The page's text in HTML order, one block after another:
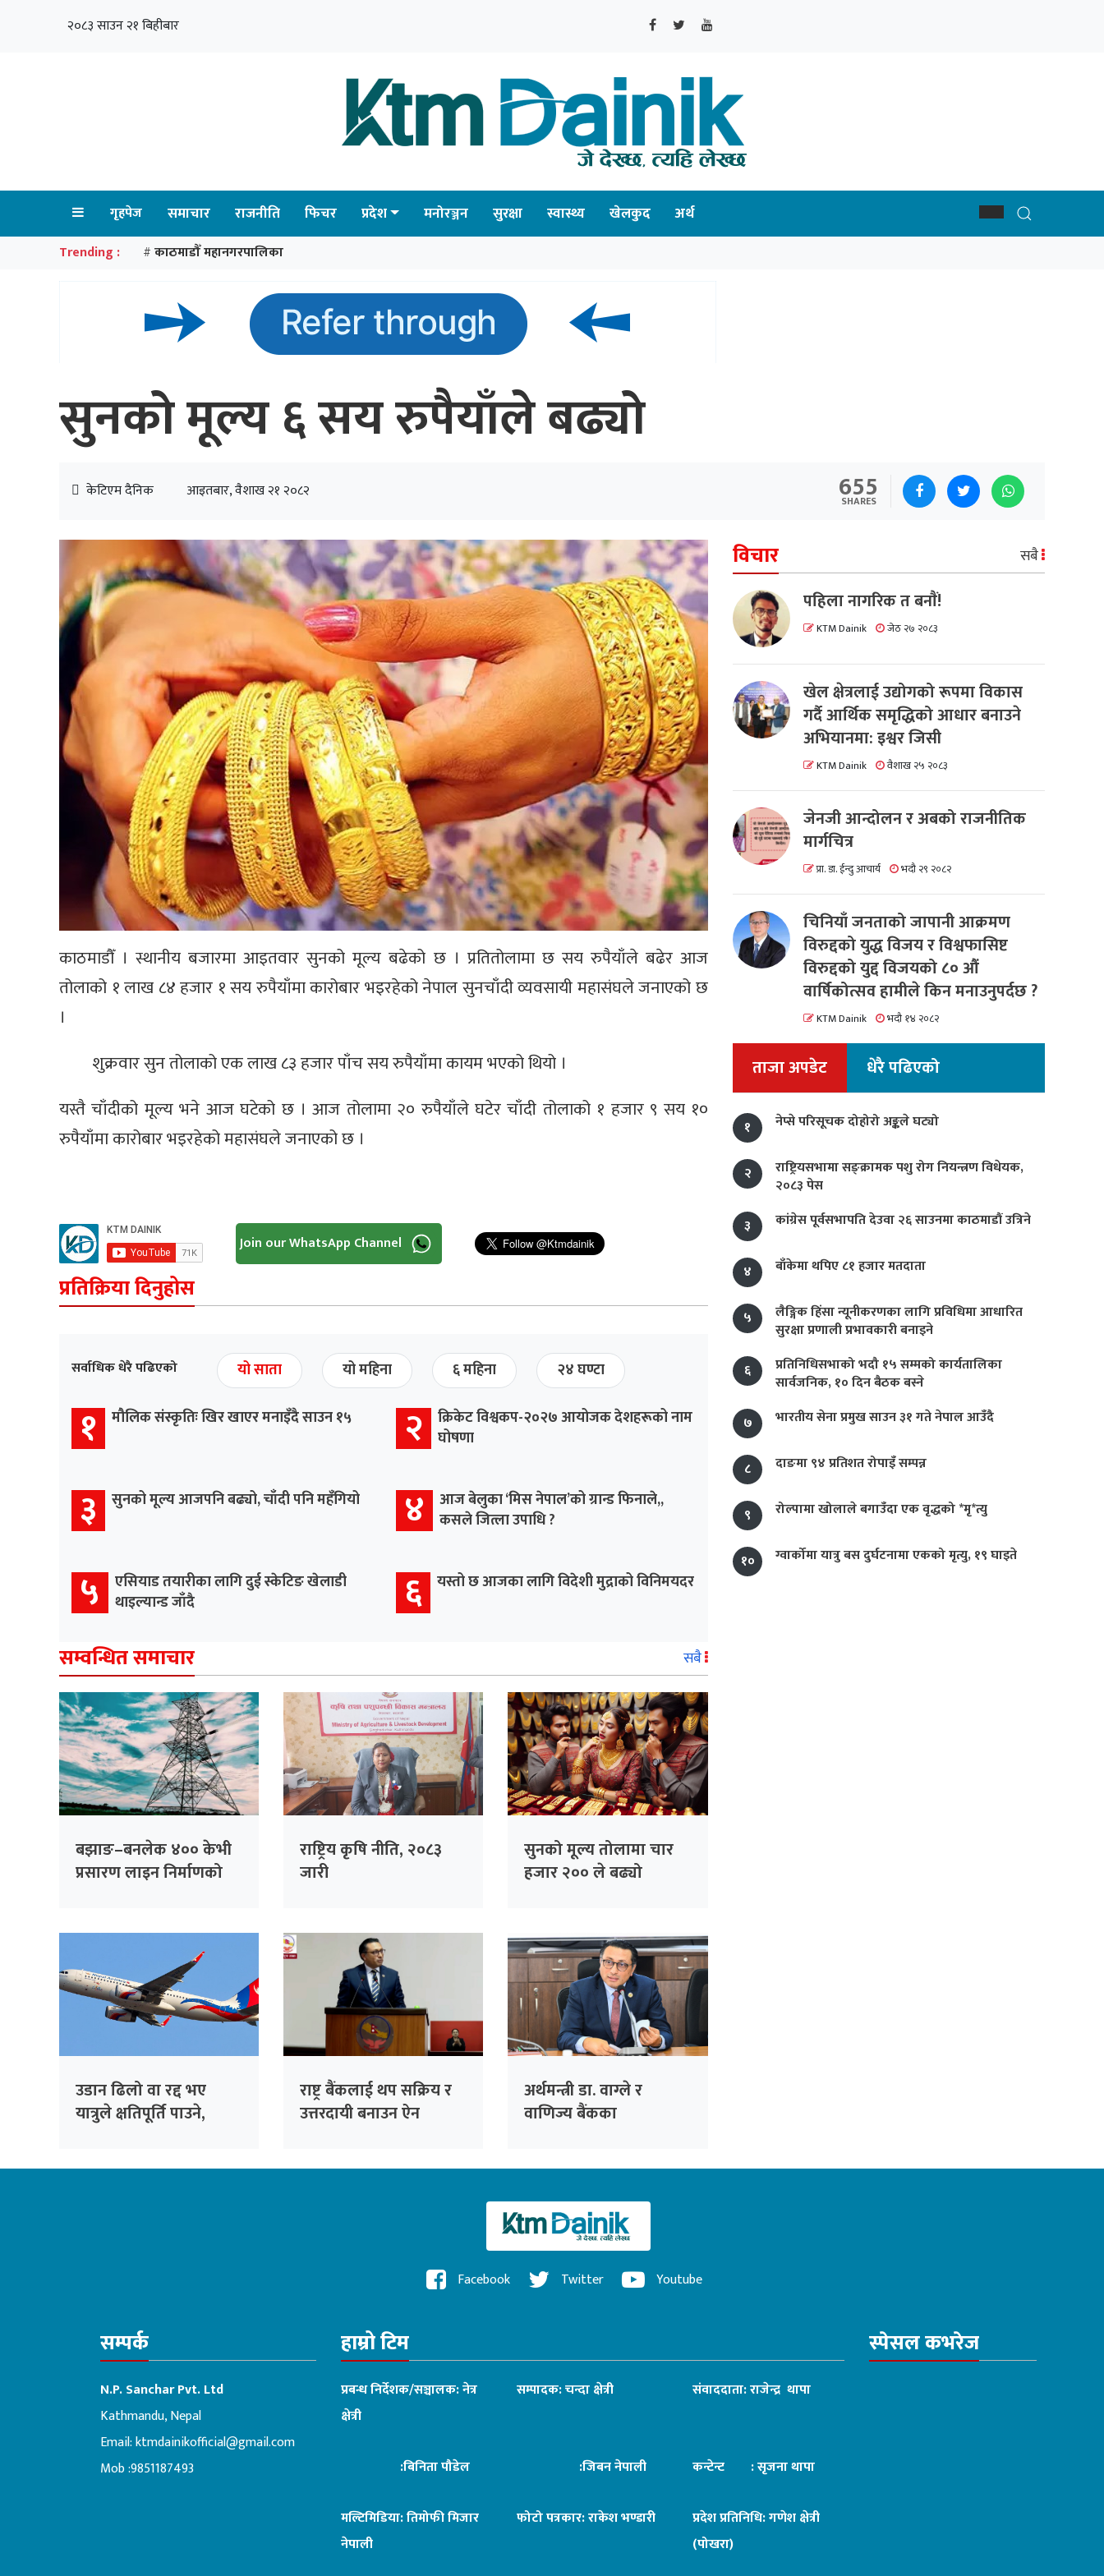
२०८३ साउन २१ बिहीबार
गृहपेज समाचार राजनीति फिचर प्रदेश मनोरञ्जन सुरक्षा स्वास्थ्य खेलकुद अर्थ
Trending : # काठमाडौँ महानगरपालिका
सुनको मूल्य ६ सय रुपैयाँले बढ्यो
केटिएम दैनिक आइतबार, वैशाख २१ २०८२ 655
SHARES
काठमाडौँ । स्थानीय बजारमा आइतवार सुनको मूल्य बढेको छ । प्रतितोलामा छ सय रुपैयाँले बढेर आज
तोलाको १ लाख ८४ हजार १ सय रुपैयाँमा कारोबार भइरहेको नेपाल सुनचाँदी व्यवसायी महासंघले जनाएको छ
।
शुक्रवार सुन तोलाको एक लाख ८३ हजार पाँच सय रुपैयाँमा कायम भएको थियो ।
यस्तै चाँदीको मूल्य भने आज घटेको छ । आज तोलामा २० रुपैयाँले घटेर चाँदी तोलाको १ हजार ९ सय १०
रुपैयाँमा कारोबार भइरहेको महासंघले जनाएको छ ।
Join our WhatsApp Channel
प्रतिक्रिया दिनुहोस
सर्वाधिक धेरै पढिएको यो साता यो महिना ६ महिना २४ घण्टा
१ मौलिक संस्कृतिः खिर खाएर मनाइँदै साउन १५ २
क्रिकेट विश्वकप-२०२७ आयोजक देशहरूको नाम
घोषणा
३ सुनको मूल्य आजपनि बढ्यो, चाँदी पनि महँगियो ४
आज बेलुका ‘मिस नेपाल’को ग्रान्ड फिनाले,,
कसले जित्ला उपाधि ?
५
एसियाड तयारीका लागि दुई स्केटिङ खेलाडी
थाइल्यान्ड जाँदै
६ यस्तो छ आजका लागि विदेशी मुद्राको विनिमयदर
सम्वन्धित समाचार सबै
बझाङ–बनलेक ४०० केभी
प्रसारण लाइन निर्माणको
राष्ट्रिय कृषि नीति, २०८३
जारी
सुनको मूल्य तोलामा चार
हजार २०० ले बढ्यो
उडान ढिलो वा रद्द भए
यात्रुले क्षतिपूर्ति पाउने,
राष्ट्र बैंकलाई थप सक्रिय र
उत्तरदायी बनाउन ऐन
अर्थमन्त्री डा. वाग्ले र
वाणिज्य बैंकका
विचार सबै
पहिला नागरिक त बनाैं!
KTM Dainik जेठ २७ २०८३
खेल क्षेत्रलाई उद्योगको रूपमा विकास
गर्दै आर्थिक समृद्धिको आधार बनाउने
अभियानमा: इश्वर जिसी
KTM Dainik वैशाख २५ २०८३
जेनजी आन्दोलन र अबको राजनीतिक
मार्गचित्र
प्रा. डा. ईन्दु आचार्य भदौ २९ २०८२
चिनियाँ जनताको जापानी आक्रमण
विरुद्दको युद्ध विजय र विश्वफासिष्ट
विरुद्दको युद्द विजयको ८० औं
वार्षिकोत्सव हामीले किन मनाउनुपर्दछ ?
KTM Dainik भदौ १४ २०८२
ताजा अपडेट धेरै पढिएको
१ नेप्से परिसूचक दोहोरो अङ्कले घट्यो
२
राष्ट्रियसभामा सङ्क्रामक पशु रोग नियन्त्रण विधेयक,
२०८३ पेस
३
कांग्रेस पूर्वसभापति देउवा २६ साउनमा काठमाडौं उत्रिने
४ बाँकेमा थपिए ८१ हजार मतदाता
५
लैङ्गिक हिंसा न्यूनीकरणका लागि प्रविधिमा आधारित
सुरक्षा प्रणाली प्रभावकारी बनाइने
६
प्रतिनिधिसभाको भदौ १५ सम्मको कार्यतालिका
सार्वजनिक, १० दिन बैठक बस्ने
७
भारतीय सेना प्रमुख साउन ३१ गते नेपाल आउँदै
८ दाङमा ९४ प्रतिशत रोपाइँ सम्पन्न
९ रोल्पामा खोलाले बगाउँदा एक वृद्धको *मृ*त्यु
१० ग्वार्कोमा यात्रु बस दुर्घटनामा एकको मृत्यु, १९ घाइते
Facebook Twitter Youtube
सम्पर्क
N.P. Sanchar Pvt. Ltd
Kathmandu, Nepal
Email:ktmdainikofficial@gmail.com
Mob :9851187493
हाम्रो टिम
प्रबन्ध निर्देशक/सञ्चालक: नेत्र
क्षेत्री
सम्पादक: चन्दा क्षेत्री संवाददाता: राजेन्द्र थापा
:बिनिता पौडेल :जिबन नेपाली कन्टेन्ट : सृजना थापा
मल्टिमिडिया: तिमोफी मिजार
नेपाली
फोटो पत्रकार: राकेश भण्डारी
प्रदेश प्रतिनिधि: गणेश क्षेत्री
(पोखरा)
स्पेसल कभरेज